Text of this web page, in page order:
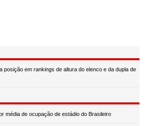
posição em rankings de altura do elenco e da dupla de
média de ocupação de estádio do Brasileiro